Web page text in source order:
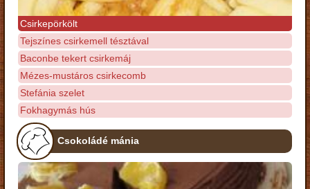
Csirkepörkölt
Tejszínes csirkemell tésztával
Baconbe tekert csirkemáj
Mézes-mustáros csirkecomb
Stefánia szelet
Fokhagymás hús
Csokoládé mánia